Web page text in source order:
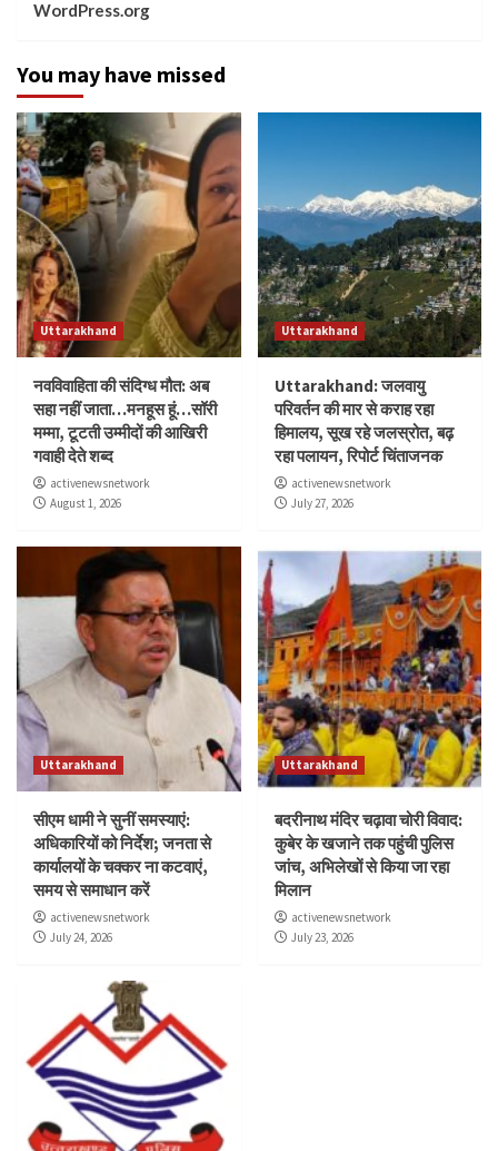
WordPress.org
You may have missed
Uttarakhand
नवविवाहिता की संदिग्ध मौत: अब
सहा नहीं जाता…मनहूस हूं…सॉरी
मम्मा, टूटती उम्मीदों की आखिरी
गवाही देते शब्द
activenewsnetwork
August 1, 2026
Uttarakhand
Uttarakhand: जलवायु
परिवर्तन की मार से कराह रहा
हिमालय, सूख रहे जलस्रोत, बढ़
रहा पलायन, रिपोर्ट चिंताजनक
activenewsnetwork
July 27, 2026
Uttarakhand
सीएम धामी ने सुनीं समस्याएं:
अधिकारियों को निर्देश; जनता से
कार्यालयों के चक्कर ना कटवाएं,
समय से समाधान करें
activenewsnetwork
July 24, 2026
Uttarakhand
बदरीनाथ मंदिर चढ़ावा चोरी विवाद:
कुबेर के खजाने तक पहुंची पुलिस
जांच, अभिलेखों से किया जा रहा
मिलान
activenewsnetwork
July 23, 2026